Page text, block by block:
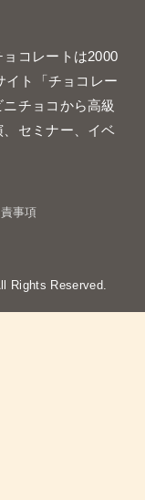
コレートは2000
イト「チョコレー
チョコから高級
セミナー、イベ
事項
Rights Reserved.